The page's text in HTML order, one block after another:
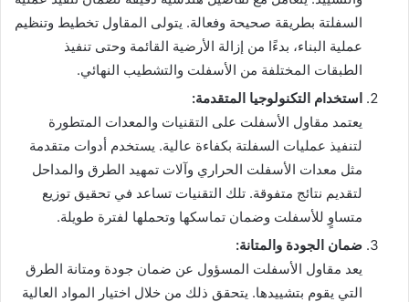
السفلتة بطريقة صحيحة وفعالة. يتولى المقاول تخطيط وتنظيم
عملية البناء، بدءًا من إزالة الأرضية القائمة وحتى تنفيذ
الطبقات المختلفة من الأسفلت والتشطيب النهائي.
استخدام التكنولوجيا المتقدمة:
يعتمد مقاول الأسفلت على التقنيات والمعدات المتطورة
لتنفيذ عمليات السفلتة بكفاءة عالية. يستخدم أدوات متقدمة
مثل معدات الأسفلت الحراري وآلات تمهيد الطرق والمداحل
لتقديم نتائج متفوقة. تلك التقنيات تساعد في تحقيق توزيع
متساوٍ للأسفلت وضمان تماسكها وتحملها لفترة طويلة.
ضمان الجودة والمتانة:
يعد مقاول الأسفلت المسؤول عن ضمان جودة ومتانة الطرق
التي يقوم بتشييدها. يتحقق ذلك من خلال اختيار المواد العالية